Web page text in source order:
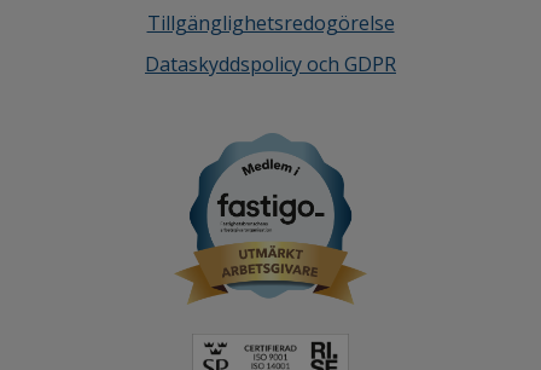
Tillgänglighetsredogörelse
Dataskyddspolicy och GDPR